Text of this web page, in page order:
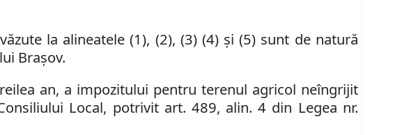
la alineatele (1), (2), (3) (4) şi (5) sunt de natură
Braşov.
an, a impozitului pentru terenul agricol neîngrijit
Local, potrivit art. 489, alin. 4 din Legea nr.